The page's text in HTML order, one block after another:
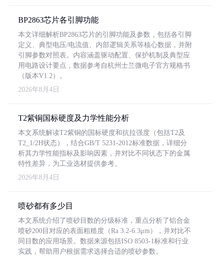
BP2863芯片各引脚功能
本文详细解析BP2863芯片的引脚功能及参数，包括各引脚
定义、典型电压/电流值、内部逻辑关系等核心数据，并附
引脚参数对照表。内容涵盖驱动配置、保护机制及典型应
用电路设计要点，数据参考自杭州士兰微电子官方规格书
（版本V1.2）。
2026年8月4日
T2紫铜国标硬度及力学性能分析
本文系统解读T2紫铜的国标硬度和抗拉强度（包括T2及
T2_1/2H状态），结合GB/T 5231-2012标准数据，详细分
析其力学性能指标及影响因素，并对比不同状态下的金属
特性差异，为工业选材提供参考。
2026年8月4日
喷砂都有多少目
本文系统介绍了喷砂目数的分级标准，重点分析了铝合金
喷砂200目对应的表面粗糙度（Ra 3.2-6.3μm），并对比不
同目数的应用场景。数据来源包括ISO 8503-1标准和行业
实践，帮助用户根据需求选择合适的喷砂参数。